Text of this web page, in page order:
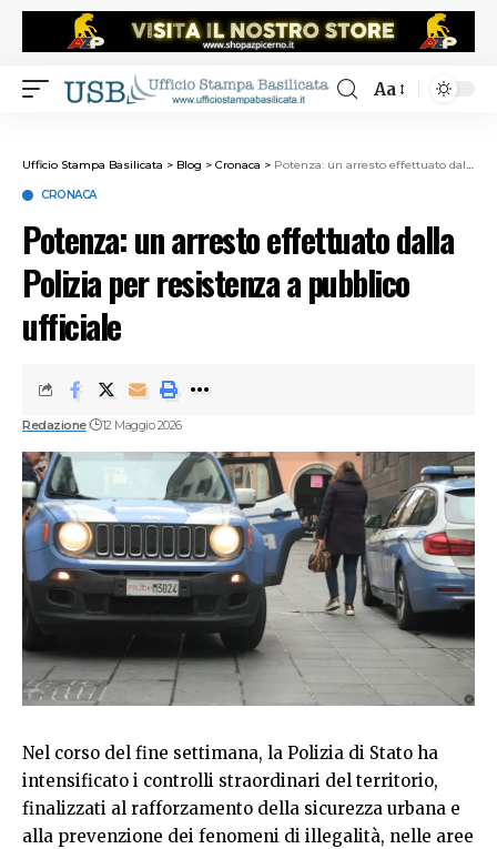
Aa
Ufficio Stampa Basilicata > Blog > Cronaca > Potenza: un arresto effettuato dalla Polizia per resistenza a pubblico ufficiale
CRONACA
Potenza: un arresto effettuato dalla
Polizia per resistenza a pubblico
ufficiale
Redazione 12 Maggio 2026
Nel corso del fine settimana, la Polizia di Stato ha
intensificato i controlli straordinari del territorio,
finalizzati al rafforzamento della sicurezza urbana e
alla prevenzione dei fenomeni di illegalità, nelle aree